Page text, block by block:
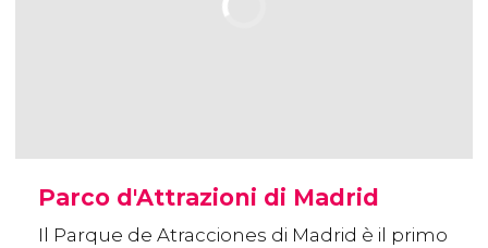
Parco d'Attrazioni di Madrid
Il Parque de Atracciones di Madrid è il primo